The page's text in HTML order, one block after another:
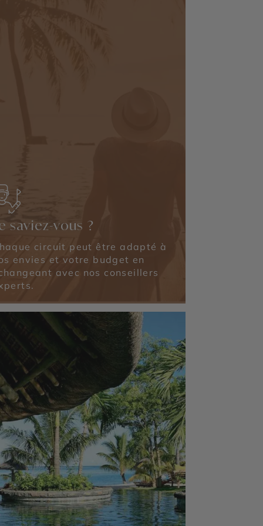
saviez-vous ?
circuit peut être adapté à
envies et votre budget en
avec nos conseillers